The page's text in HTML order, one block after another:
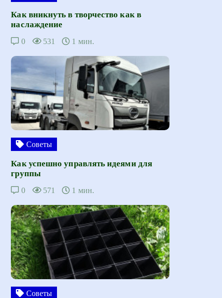
Как вникнуть в творчество как в
наслаждение
0 531 1 мин.
Советы
Как успешно управлять идеями для
группы
0 571 1 мин.
Советы